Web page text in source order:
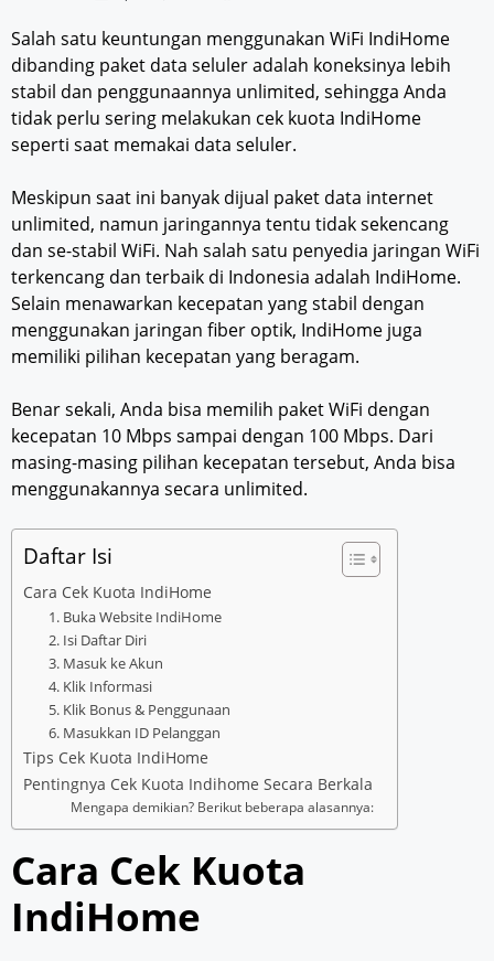
Salah satu keuntungan menggunakan WiFi IndiHome
dibanding paket data seluler adalah koneksinya lebih
stabil dan penggunaannya unlimited, sehingga Anda
tidak perlu sering melakukan cek kuota IndiHome
seperti saat memakai data seluler.
Meskipun saat ini banyak dijual paket data internet
unlimited, namun jaringannya tentu tidak sekencang
dan se-stabil WiFi. Nah salah satu penyedia jaringan WiFi
terkencang dan terbaik di Indonesia adalah IndiHome.
Selain menawarkan kecepatan yang stabil dengan
menggunakan jaringan fiber optik, IndiHome juga
memiliki pilihan kecepatan yang beragam.
Benar sekali, Anda bisa memilih paket WiFi dengan
kecepatan 10 Mbps sampai dengan 100 Mbps. Dari
masing-masing pilihan kecepatan tersebut, Anda bisa
menggunakannya secara unlimited.
Daftar Isi
Cara Cek Kuota IndiHome
1. Buka Website IndiHome
2. Isi Daftar Diri
3. Masuk ke Akun
4. Klik Informasi
5. Klik Bonus & Penggunaan
6. Masukkan ID Pelanggan
Tips Cek Kuota IndiHome
Pentingnya Cek Kuota Indihome Secara Berkala
Mengapa demikian? Berikut beberapa alasannya:
Cara Cek Kuota
IndiHome